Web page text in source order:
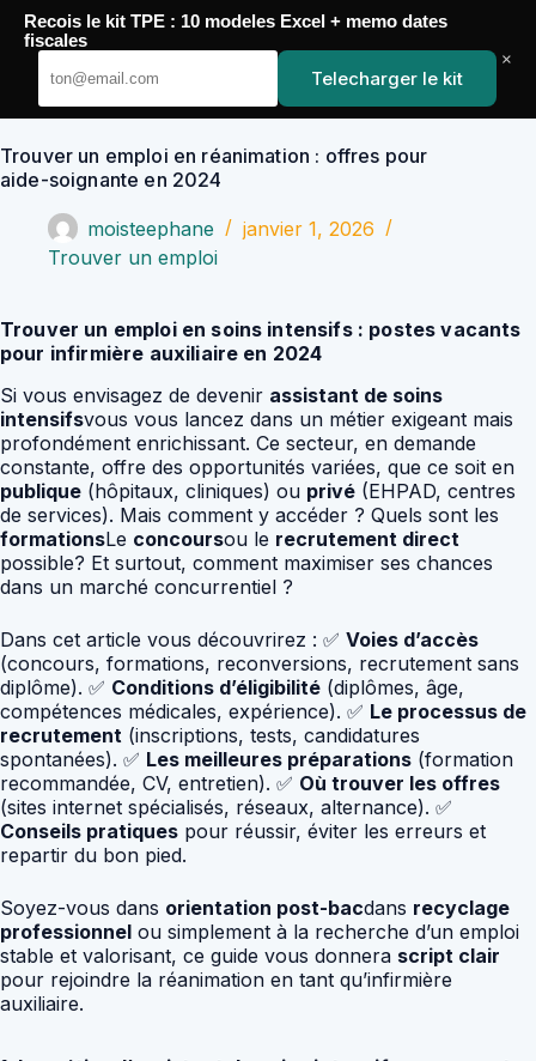
Passer
contenu
YoupiJobs
Trouver un emploi en réanimation : offres pour
aide-soignante en 2024
moisteephane
janvier 1, 2026
Trouver un emploi
Trouver un emploi en soins intensifs : postes vacants
pour infirmière auxiliaire en 2024
Si vous envisagez de devenir assistant de soins
intensifsvous vous lancez dans un métier exigeant mais
profondément enrichissant. Ce secteur, en demande
constante, offre des opportunités variées, que ce soit en
publique (hôpitaux, cliniques) ou privé (EHPAD, centres
de services). Mais comment y accéder ? Quels sont les
formationsLe concoursou le recrutement direct
possible? Et surtout, comment maximiser ses chances
dans un marché concurrentiel ?
Dans cet article vous découvrirez : ✅ Voies d’accès
(concours, formations, reconversions, recrutement sans
diplôme). ✅ Conditions d’éligibilité (diplômes, âge,
compétences médicales, expérience). ✅ Le processus de
recrutement (inscriptions, tests, candidatures
spontanées). ✅ Les meilleures préparations (formation
recommandée, CV, entretien). ✅ Où trouver les offres
(sites internet spécialisés, réseaux, alternance). ✅
Conseils pratiques pour réussir, éviter les erreurs et
repartir du bon pied.
Soyez-vous dans orientation post-bacdans recyclage
professionnel ou simplement à la recherche d’un emploi
stable et valorisant, ce guide vous donnera script clair
pour rejoindre la réanimation en tant qu’infirmière
auxiliaire.
Recois le kit TPE : 10 modeles Excel + memo dates
fiscales
Telecharger le kit
×